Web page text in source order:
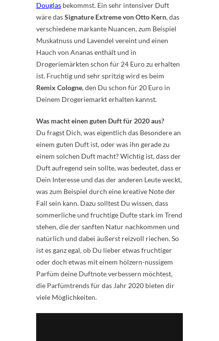
Douglas bekommst. Ein sehr intensiver Duft
wäre dasSignature Extreme von Otto Kern, das
verschiedene markante Nuancen, zum Beispiel
Muskatnuss und Lavendel vereint und einen
Hauch von Ananas enthält und in
Drogeriemärkten schon für 24 Euro zu erhalten
ist. Fruchtig und sehr spritzig wird es beim
Remix Cologne, den Du schon für 20 Euro in
Deinem Drogeriemarkt erhalten kannst.
Was macht einen guten Duft für 2020 aus?
Du fragst Dich, was eigentlich das Besondere an
einem guten Duft ist, oder was ihn gerade zu
einem solchen Duft macht? Wichtig ist, dass der
Duft aufregend sein sollte, was bedeutet, dass er
Dein Interesse und das der anderen Leute weckt,
was zum Beispiel durch eine kreative Note der
Fall sein kann. Dazu solltest Du wissen, dass
sommerliche und fruchtige Dufte stark im Trend
stehen, die der sanften Natur nachkommen und
natürlich und dabei äußerst reizvoll riechen. So
ist es ganz egal, ob Du lieber etwas fruchtiger
oder doch etwas mit einem hölzern-nussigem
Parfüm deine Duftnote verbessern möchtest,
die Parfümtrends für das Jahr 2020 bieten dir
viele Möglichkeiten.